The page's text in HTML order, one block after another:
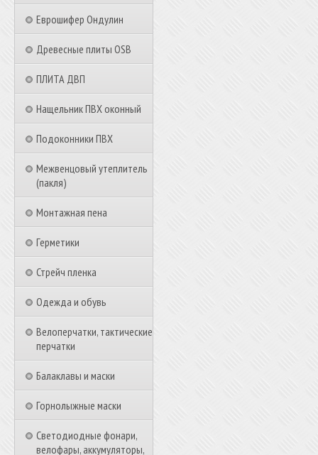
Еврошифер Ондулин
Древесные плиты OSB
ПЛИТА ДВП
Нащельник ПВХ оконный
Подоконники ПВХ
Межвенцовый утеплитель
(пакля)
Монтажная пена
Герметики
Стрейч пленка
Одежда и обувь
Велоперчатки, тактические
перчатки
Балаклавы и маски
Горнолыжные маски
Светодиодные фонари,
велофары, аккумуляторы,